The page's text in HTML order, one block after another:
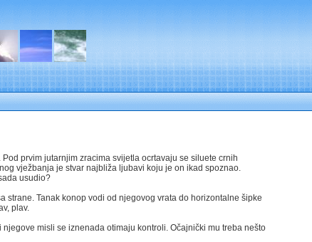
prvim jutarnjim zracima svijetla ocrtavaju se siluete crnih
vježbanja je stvar najbliža ljubavi koju je on ikad spoznao.
usudio?
strane. Tanak konop vodi od njegovog vrata do horizontalne šipke
plav.
misli se iznenada otimaju kontroli. Očajnički mu treba nešto